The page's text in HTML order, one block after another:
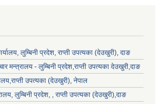
लुम्बिनी प्रदेश, राप्ती उपत्यका (देउखुरी), दाङ
मन्त्रालय - लुम्बिनी प्रदेश,राप्ती उपत्यका देउखुरी,दाङ
उपत्यका (देउखुरी), नेपाल
लुम्बिनी प्रदेश, , राप्ती उपत्यका (देउखुरी),दाङ